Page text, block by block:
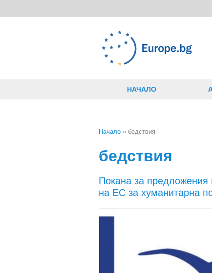
НАЧАЛО
Начало » бедствия
бедствия
Покана за предложения
на ЕС за хуманитарна